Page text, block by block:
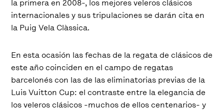
la primera en 2008-, los mejores veleros clásicos
internacionales y sus tripulaciones se darán cita en
la Puig Vela Clàssica.
En esta ocasión las fechas de la regata de clásicos de
este año coinciden en el campo de regatas
barcelonés con las de las eliminatorias previas de la
Luis Vuitton Cup: el contraste entre la elegancia de
los veleros clásicos -muchos de ellos centenarios- y